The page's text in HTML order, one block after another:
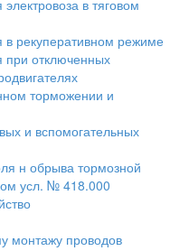
в тяговом
в рекуперативном режиме
при отключенных
торможении и
и вспомогательных
н обрыва тормозной
усл. № 418.000
монтажу проводов